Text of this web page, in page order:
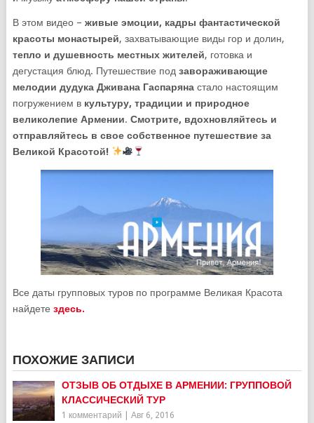
В этом видео – живые эмоции, кадры фантастической
красоты монастырей, захватывающие виды гор и долин,
тепло и душевность местных жителей, готовка и
дегустация блюд. Путешествие под завораживающие
мелодии дудука Дживана Гаспарянастало настоящим
погружением в культуру, традиции и природное
великолепие Армении. Смотрите, вдохновляйтесь и
отправляйтесь в свое собственное путешествие за
Великой Красотой!
Все даты групповых туров по программе Великая Красота
найдете здесь.
ПОХОЖИЕ ЗАПИСИ
ОТЗЫВ ОБ ОТДЫХЕ В АРМЕНИИ: ГРУППОВОЙ
КЛАССИЧЕСКИЙ ТУР
1 комментарий Авг 6, 2016